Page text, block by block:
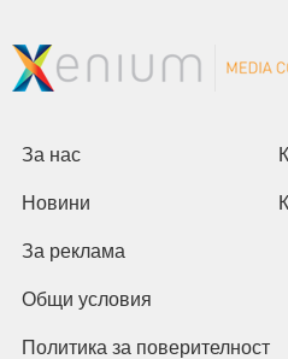
За нас
Новини
За реклама
Общи условия
Политика за поверителност